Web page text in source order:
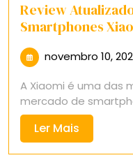
Review
Smartphones
novembro 10,
A Xiaomi é uma das
mercado de
Ler Mais
Mais